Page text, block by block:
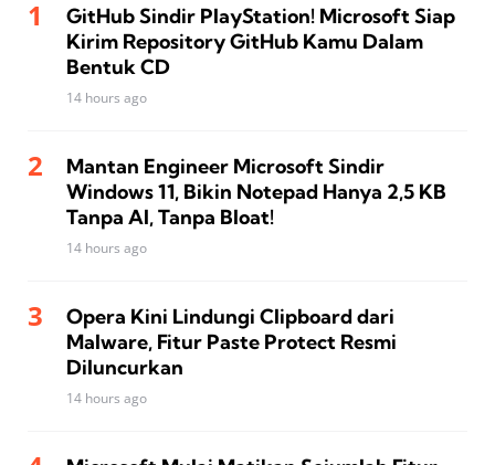
GitHub Sindir PlayStation! Microsoft Siap
Kirim Repository GitHub Kamu Dalam
Bentuk CD
14 hours ago
Mantan Engineer Microsoft Sindir
Windows 11, Bikin Notepad Hanya 2,5 KB
Tanpa AI, Tanpa Bloat!
14 hours ago
Opera Kini Lindungi Clipboard dari
Malware, Fitur Paste Protect Resmi
Diluncurkan
14 hours ago